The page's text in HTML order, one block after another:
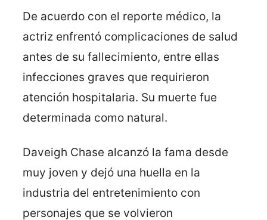
De acuerdo con el reporte médico, la
actriz enfrentó complicaciones de salud
antes de su fallecimiento, entre ellas
infecciones graves que requirieron
atención hospitalaria. Su muerte fue
determinada como natural.
Daveigh Chase alcanzó la fama desde
muy joven y dejó una huella en la
industria del entretenimiento con
personajes que se volvieron